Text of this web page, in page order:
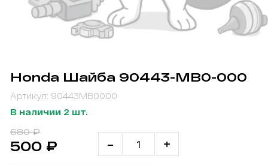
Honda Шайба 90443-MB0-000
Артикул: 90443MB0000
В наличии 2 шт.
680 ₽
500 ₽ - +